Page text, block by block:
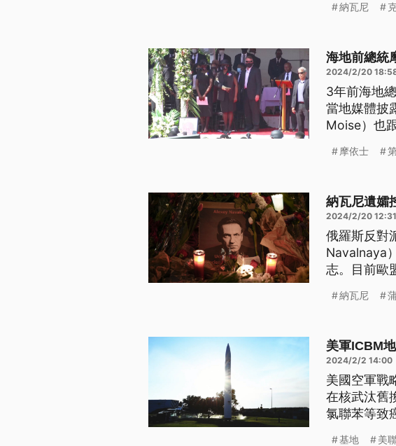
納瓦尼
海地前總統
2024/2/20
3年前海地
當地媒體披
Moise）也
回應。
摩依士
納瓦尼遺孀
2024/2/20 12:31
俄羅斯反對
Navalnaya
志。目前歐
（Donald
納瓦尼
美軍ICBM
2024/2/2 14:00
美國空軍戰
在核武汰舊
氯聯苯等致
基地 美